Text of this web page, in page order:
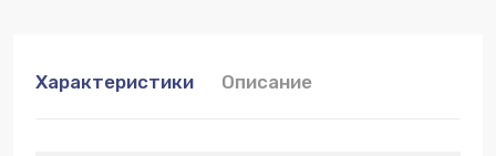
Характеристики Описание